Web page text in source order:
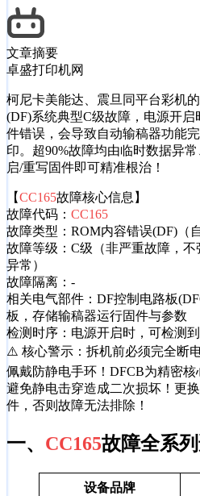
文章摘要
卓盛打印机网
柯尼卡美能达、震旦同平台彩机
(DF)系统典型C级故障，电源开
件错误，会导致自动输稿器功能
印。超90%故障均由临时数据异
启/重写固件即可精准根治！
【CC165故障核心信息】
故障代码： CC165
故障类型：ROM内容错误(DF)（
故障等级：C级（非严重故障，
异常）
故障隔离：-
相关电气部件：DF控制电路板
板，存储输稿器运行固件与参数
检测时序：电源开启时，可检测
⚠️ 核心警示：拆机前必须完全断
佩戴防静电手环！DFCB为精密核
避免静电击穿造成二次损坏！更
件，否则故障无法排除！
一、 CC165故障全系
设备品牌